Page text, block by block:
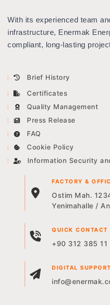
With its experienced team
infrastructure, Enermak
compliant, long-lasting
Brief History
Certificates
Quality Management
Press Release
FAQ
Cookie Policy
Information Security
FACTORY &
Ostim Mah.
Yenimahalle /
QUICK CONTACT
+90 312 385 11
DIGITAL SUPPORT